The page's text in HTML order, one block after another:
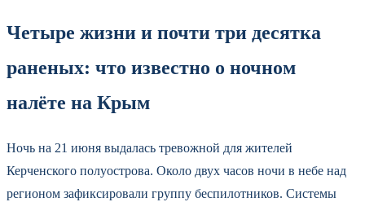
Четыре жизни и почти три десятка
раненых: что известно о ночном
налёте на Крым
Ночь на 21 июня выдалась тревожной для жителей
Керченского полуострова. Около двух часов ночи в небе над
регионом зафиксировали группу беспилотников. Системы